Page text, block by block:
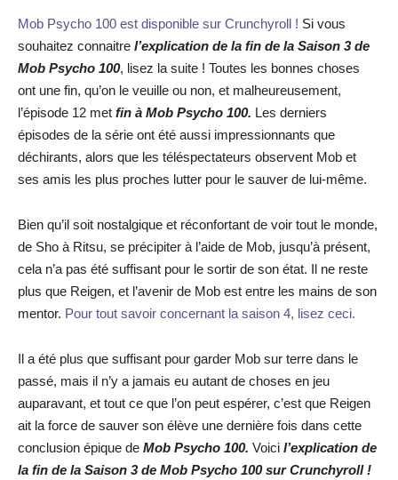
Mob Psycho 100 est disponible sur Crunchyroll ! Si vous
souhaitez connaitre l’explication de la fin de la Saison 3 de
Mob Psycho 100, lisez la suite ! Toutes les bonnes choses
ont une fin, qu’on le veuille ou non, et malheureusement,
l’épisode 12 met fin à Mob Psycho 100. Les derniers
épisodes de la série ont été aussi impressionnants que
déchirants, alors que les téléspectateurs observent Mob et
ses amis les plus proches lutter pour le sauver de lui-même.
Bien qu’il soit nostalgique et réconfortant de voir tout le monde,
de Sho à Ritsu, se précipiter à l’aide de Mob, jusqu’à présent,
cela n’a pas été suffisant pour le sortir de son état. Il ne reste
plus que Reigen, et l’avenir de Mob est entre les mains de son
mentor. Pour tout savoir concernant la saison 4, lisez ceci.
Il a été plus que suffisant pour garder Mob sur terre dans le
passé, mais il n’y a jamais eu autant de choses en jeu
auparavant, et tout ce que l’on peut espérer, c’est que Reigen
ait la force de sauver son élève une dernière fois dans cette
conclusion épique de Mob Psycho 100. Voici l’explication de
la fin de la Saison 3 de Mob Psycho 100 sur Crunchyroll !